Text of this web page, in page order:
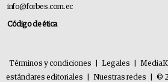
info@forbes.com.ec
Código de ética
Términos y condiciones Legales
estándares editoriales
Nuestras redes
©